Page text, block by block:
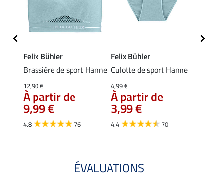
Felix Bühler
Brassière de sport Hanne
12,90 €
À partir de
9,99 €
4.8 76
Felix Bühler
Culotte de sport Hanne
4,99 €
À partir de
3,99 €
4.4 70
ÉVALUATIONS